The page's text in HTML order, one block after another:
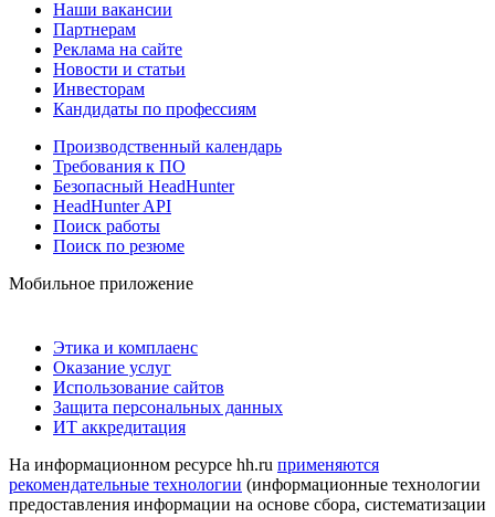
Наши вакансии
Партнерам
Реклама на сайте
Новости и статьи
Инвесторам
Кандидаты по профессиям
Производственный календарь
Требования к ПО
Безопасный HeadHunter
HeadHunter API
Поиск работы
Поиск по резюме
Мобильное приложение
Этика и комплаенс
Оказание услуг
Использование сайтов
Защита персональных данных
ИТ аккредитация
На информационном ресурсе hh.ru применяются
рекомендательные технологии (информационные технологии
предоставления информации на основе сбора, систематизации